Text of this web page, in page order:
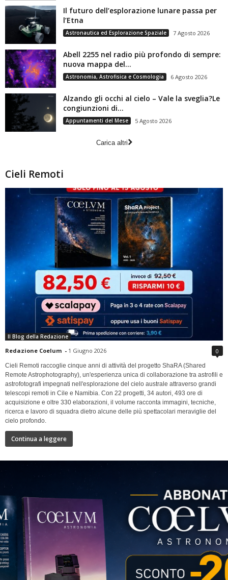
Il futuro dell’esplorazione lunare passa per
l’Etna
Astronautica ed Esplorazione Spaziale 7 Agosto 2026
Abell 2255 nel radio più profondo di sempre:
nuova mappa del...
Astronomia, Astrofisica e Cosmologia 6 Agosto 2026
Alzando gli occhi al cielo – Vale la sveglia?Le
congiunzioni di...
Appuntamenti del Mese 5 Agosto 2026
Carica altri
Cieli Remoti
Il Blog della Redazione
Redazione Coelum - 1 Giugno 2026 0
Cieli Remoti raccoglie cinque anni di attività del progetto ShaRA (Shared
Remote Astrophotography), un'esperienza unica di collaborazione tra astrofili e
astrofotografi impegnati nell'esplorazione del cielo australe attraverso grandi
telescopi remoti in Cile e Namibia. Con 22 progetti, 34 autori, 493 ore di
acquisizione e oltre 330 elaborazioni, il volume racconta immagini, tecniche,
ricerca e lavoro di squadra dietro alcune delle più spettacolari meraviglie del
cielo profondo.
Continua a leggere